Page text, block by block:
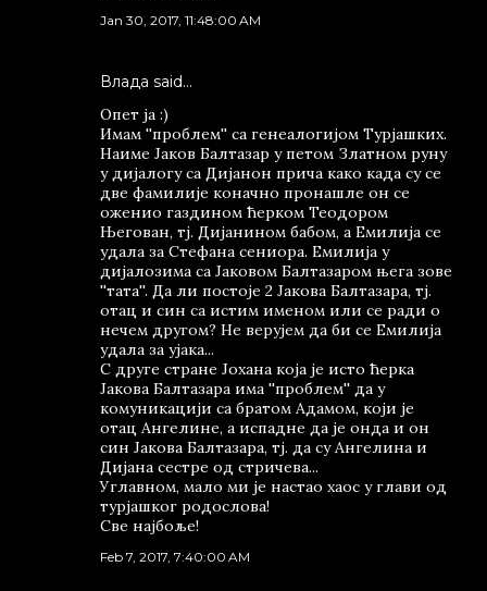
Jan 30, 2017, 11:48:00 AM
Влада said…
Опет ја :)
Имам ''проблем'' са генеалогијом Турјашких.
Наиме Јаков Балтазар у петом Златном руну
у дијалогу са Дијанон прича како када су се
две фамилије коначно пронашле он се
оженио газдином ћерком Теодором
Његован, тј. Дијанином бабом, а Емилија се
удала за Стефана сениора. Емилија у
дијалозима са Јаковом Балтазаром њега зове
''тата''. Да ли постоје 2 Јакова Балтазара, тј.
отац и син са истим именом или се ради о
нечем другом? Не верујем да би се Емилија
удала за ујака...
С друге стране Јохана која је исто ћерка
Јакова Балтазара има ''проблем'' да у
комуникацији са братом Адамом, који је
отац Ангелине, а испадне да је онда и он
син Јакова Балтазара, тј. да су Ангелина и
Дијана сестре од стричева...
Углавном, мало ми је настао хаос у глави од
турјашког родослова!
Све најбоље!
Feb 7, 2017, 7:40:00 AM